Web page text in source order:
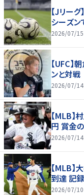
【Jリー
シーズン
2026/07/
【UFC
ンと対戦
2026/07/
【MLB
円 賞金
2026/07/
【MLB】
到達 記
2026/07/